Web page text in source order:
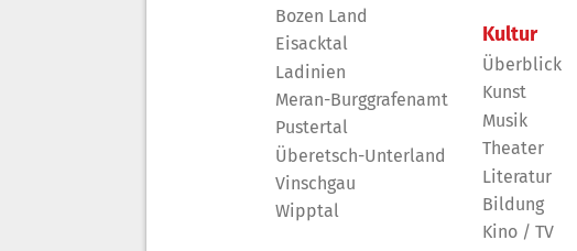
Bozen Land
Eisacktal
Ladinien
Meran-Burggrafenamt
Pustertal
Überetsch-Unterland
Vinschgau
Wipptal
Kultur
Überblick
Kunst
Musik
Theater
Literatur
Bildung
Kino / TV